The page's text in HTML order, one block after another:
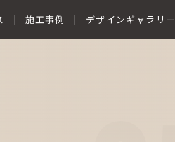
施工事例 デザインギャラリー